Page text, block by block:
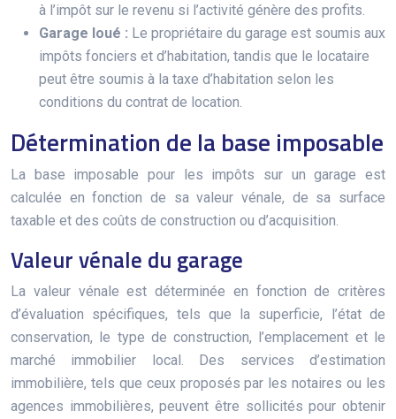
à l’impôt sur le revenu si l’activité génère des profits.
Garage loué : Le propriétaire du garage est soumis aux
impôts fonciers et d’habitation, tandis que le locataire
peut être soumis à la taxe d’habitation selon les
conditions du contrat de location.
Détermination de la base imposable
La base imposable pour les impôts sur un garage est
calculée en fonction de sa valeur vénale, de sa surface
taxable et des coûts de construction ou d’acquisition.
Valeur vénale du garage
La valeur vénale est déterminée en fonction de critères
d’évaluation spécifiques, tels que la superficie, l’état de
conservation, le type de construction, l’emplacement et le
marché immobilier local. Des services d’estimation
immobilière, tels que ceux proposés par les notaires ou les
agences immobilières, peuvent être sollicités pour obtenir